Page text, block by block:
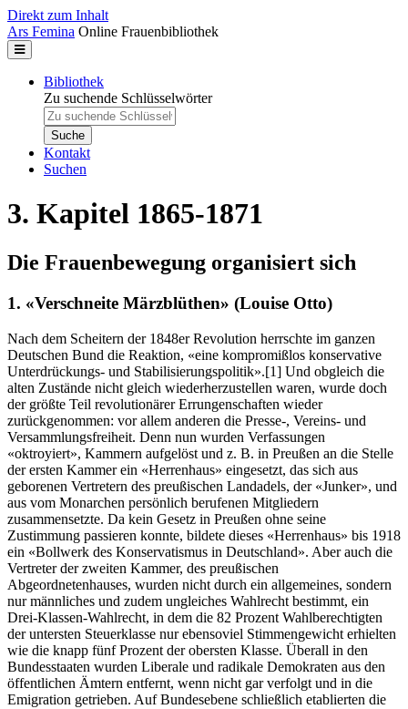
Direkt zum Inhalt
Ars Femina Online Frauenbibliothek
Bibliothek
Zu suchende Schlüsselwörter
Kontakt
Suchen
3. Kapitel 1865-1871
Die Frauenbewegung organisiert sich
1. «Verschneite Märzblüthen» (Louise Otto)
Nach dem Scheitern der 1848er Revolution herrschte im ganzen
Deutschen Bund die Reaktion, «eine kompromißlos konservative
Unterdrückungs- und Stabilisierungspolitik».[1] Und obgleich die
alten Zustände nicht gleich wiederherzustellen waren, wurde doch
der größte Teil revolutionärer Errungenschaften wieder
zurückgenommen: vor allem anderen die Presse-, Vereins- und
Versammlungsfreiheit. Denn nun wurden Verfassungen
«oktroyiert», Kammern aufgelöst und z. B. in Preußen an die Stelle
der ersten Kammer ein «Herrenhaus» eingesetzt, das sich aus
geborenen Vertretern des preußischen Landadels, der «Junker», und
aus vom Monarchen persönlich berufenen Mitgliedern
zusammensetzte. Da kein Gesetz in Preußen ohne seine
Zustimmung passieren konnte, bildete dieses «Herrenhaus» bis 1918
ein «Bollwerk des Konservatismus in Deutschland». Aber auch die
Vertreter der zweiten Kammer, des preußischen
Abgeordnetenhauses, wurden nicht durch ein allgemeines, sondern
nur männliches und zudem ungleiches Wahlrecht bestimmt, ein
Drei-Klassen-Wahlrecht, in dem die 82 Prozent Wahlberechtigten
der untersten Steuerklasse nur ebensoviel Stimmengewicht erhielten
wie die knapp fünf Prozent der obersten Klasse. Überall in den
Bundesstaaten wurden Liberale und radikale Demokraten aus den
öffentlichen Ämtern entfernt, wenn nicht gar verfolgt und in die
Emigration getrieben. Auf Bundesebene schließlich etablierten die